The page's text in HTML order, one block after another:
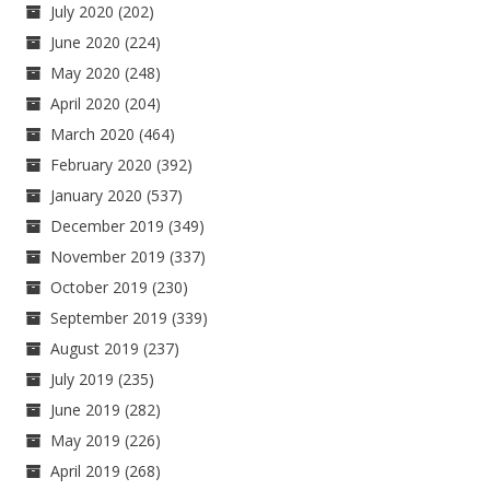
July 2020 (202)
June 2020 (224)
May 2020 (248)
April 2020 (204)
March 2020 (464)
February 2020 (392)
January 2020 (537)
December 2019 (349)
November 2019 (337)
October 2019 (230)
September 2019 (339)
August 2019 (237)
July 2019 (235)
June 2019 (282)
May 2019 (226)
April 2019 (268)